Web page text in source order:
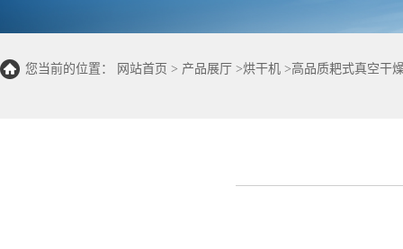
您当前的位置： 网站首页 > 产品展厅 >烘干机 >高品质耙式真空干